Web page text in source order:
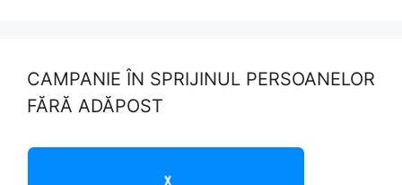
CAMPANIE ÎN SPRIJINUL PERSOANELOR
FĂRĂ ADĂPOST